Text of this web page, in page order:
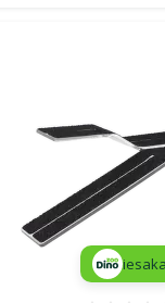
iesaka